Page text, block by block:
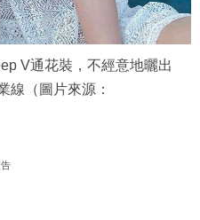
V通花裝，不經意地曬出
線（圖片來源：
告